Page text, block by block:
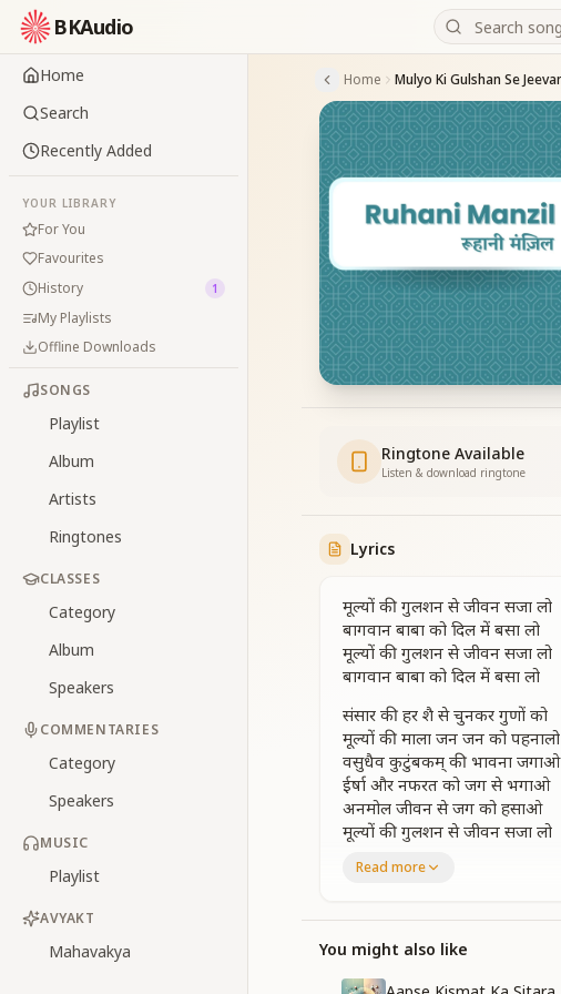
BKAudio
Home
Search
Recently Added
YOUR LIBRARY
For You
Favourites
History
1
My Playlists
Offline Downloads
SONGS
Playlist
Album
Artists
Ringtones
CLASSES
Category
Album
Speakers
COMMENTARIES
Category
Speakers
MUSIC
Playlist
AVYAKT
Mahavakya
Home
Ringtone Available
Listen & download ringtone
Lyrics
मूल्यों की गुलशन से जीवन सजा लो
बागवान बाबा को दिल में बसा लो
मूल्यों की गुलशन से जीवन सजा लो
बागवान बाबा को दिल में बसा लो
संसार की हर शै से चुनकर गुणों को
मूल्यों की माला जन जन को पहनालो
वसुधैव कुटुंबकम् की भावना जगाओ
ईर्षा और नफरत को जग से भगाओ
अनमोल जीवन से जग को हसाओ
मूल्यों की गुलशन से जीवन सजा लो
बागवान बाबा को दिल में बसा लो
फूलो से पूछा तो खिलना है जीवन
तारो से पूछा तो चमकना है जीवन
सागर से पूछा समाना है जीवन
नदियों से पूछा तो बहना है जीवन
Read more
You might also like